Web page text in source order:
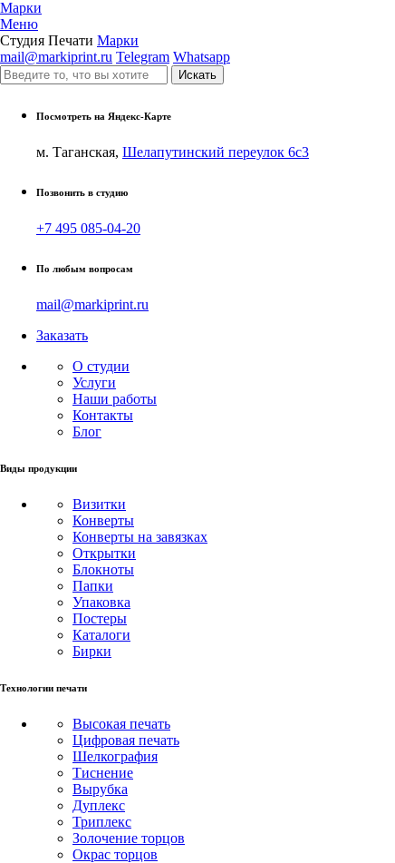
Марки
Меню
Студия Печати Марки
mail@markiprint.ru Telegram Whatsapp
Посмотреть на Яндекс-Карте
м. Таганская, Шелапутинский переулок 6с3
Позвонить в студию
+7 495 085-04-20
По любым вопросам
mail@markiprint.ru
Заказать
О студии
Услуги
Наши работы
Контакты
Блог
Виды продукции
Визитки
Конверты
Конверты на завязках
Открытки
Блокноты
Папки
Упаковка
Постеры
Каталоги
Бирки
Технологии печати
Высокая печать
Цифровая печать
Шелкография
Тиснение
Вырубка
Дуплекс
Триплекс
Золочение торцов
Окрас торцов